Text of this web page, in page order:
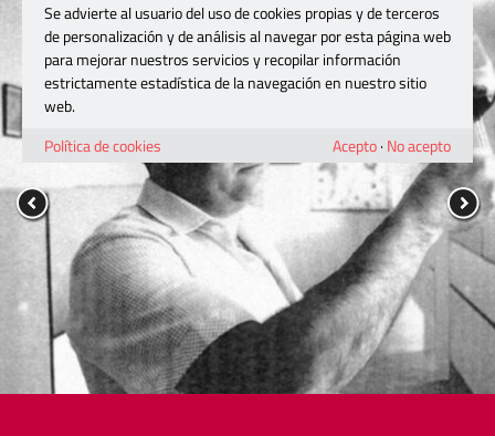
Se advierte al usuario del uso de cookies propias y de terceros
de personalización y de análisis al navegar por esta página web
para mejorar nuestros servicios y recopilar información
estrictamente estadística de la navegación en nuestro sitio
web.
Política de cookies
Acepto· No acepto